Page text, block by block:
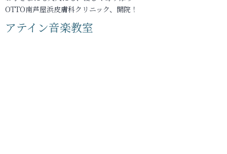
OTTO南芦屋浜皮膚科クリニック、開院！
アテイン音楽教室